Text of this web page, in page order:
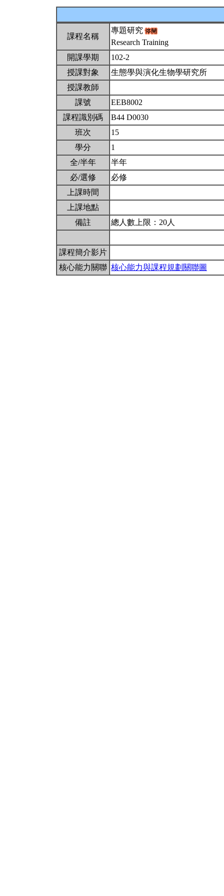
課程名稱
專題研究
Research Training
開課學期
102-2
授課對象
生態學與演化生物學研究所
授課教師
課號
EEB8002
課程識別碼
B44 D0030
班次
15
學分
1
全/半年
半年
必/選修
必修
上課時間
上課地點
備註
總人數上限：20人
課程簡介影片
核心能力關聯 核心能力與課程規劃關聯圖